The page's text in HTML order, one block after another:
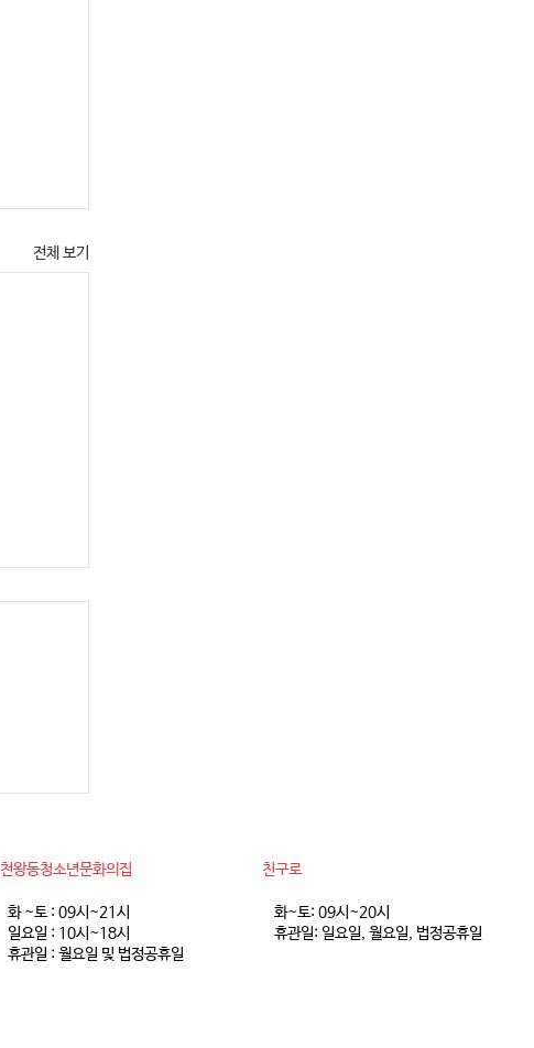
전체 보기
​천왕동청소년문화의집
화 ~토 : 09시~21시
일요일 : 10시~18시
휴관일 : 월요일 및 법정공휴일
친구로
화~토: 09시~20시
휴관일: 일요일, 월요일, 법정공휴일